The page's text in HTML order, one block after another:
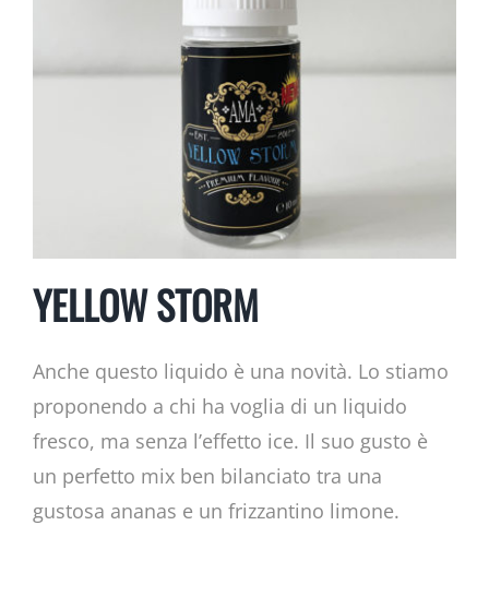
YELLOW STORM
Anche questo liquido è una novità. Lo stiamo
proponendo a chi ha voglia di un liquido
fresco, ma senza l’effetto ice. Il suo gusto è
un perfetto mix ben bilanciato tra una
gustosa ananas e un frizzantino limone.